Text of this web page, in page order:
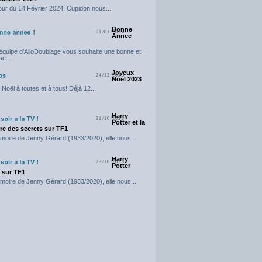
du 14 Février 2024, Cupidon nous...
01/01/2024
Bonne
Annee
d'AlloDoublage vous souhaite une bonne et
24/12/2023
Joyeux
Noel 2023
à toutes et à tous! Déjà 12...
31/10/2023
Harry
Potter et la
des secrets sur TF1
de Jenny Gérard (1933/2020), elle nous...
23/10/2023
Harry
Potter
TF1
de Jenny Gérard (1933/2020), elle nous...